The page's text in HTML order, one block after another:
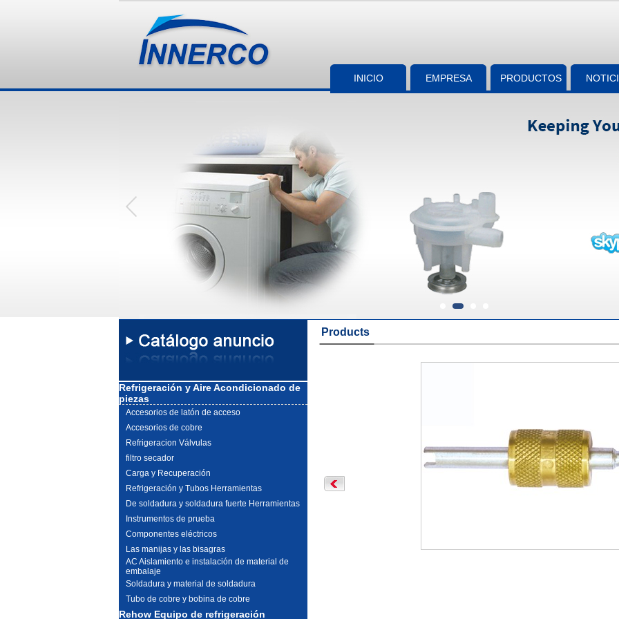
INICIO EMPRESA PRODUCTOS
Refrigeración y Aire Acondicionado de
piezas
Accesorios de latón de acceso
Accesorios de cobre
Refrigeracion Válvulas
filtro secador
Carga y Recuperación
Refrigeración y Tubos Herramientas
De soldadura y soldadura fuerte Herramientas
Instrumentos de prueba
Componentes eléctricos
Las manijas y las bisagras
AC Aislamiento e instalación de material de
embalaje
Soldadura y material de soldadura
Tubo de cobre y bobina de cobre
Rehow Equipo de refrigeración
Products